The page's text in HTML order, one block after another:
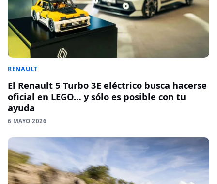
RENAULT
El Renault 5 Turbo 3E eléctrico busca hacerse
oficial en LEGO… y sólo es posible con tu
ayuda
6 MAYO 2026